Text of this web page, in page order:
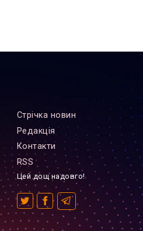
Стрiчка новин
Редакцiя
Контакти
RSS
Цей дощ надовго!